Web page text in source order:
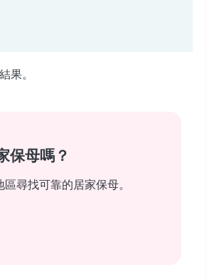
果。
保母嗎？
尋找可靠的居家保母。